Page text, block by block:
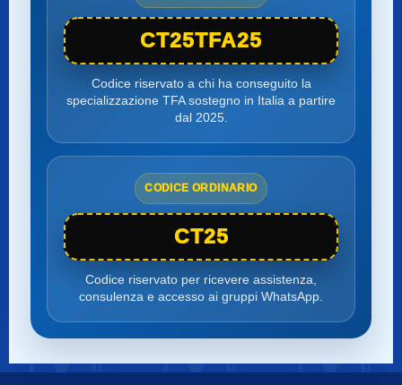
CT25TFA25
Codice riservato a chi ha conseguito la
specializzazione TFA sostegno in Italia a partire
dal 2025.
CODICE ORDINARIO
CT25
Codice riservato per ricevere assistenza,
consulenza e accesso ai gruppi WhatsApp.